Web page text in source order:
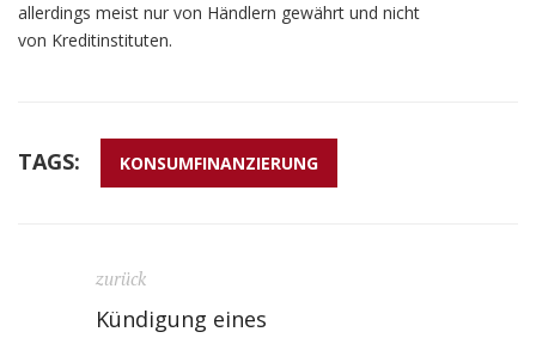
allerdings meist nur von Händlern gewährt und nicht
von Kreditinstituten.
TAGS: KONSUMFINANZIERUNG
zurück
Kündigung eines